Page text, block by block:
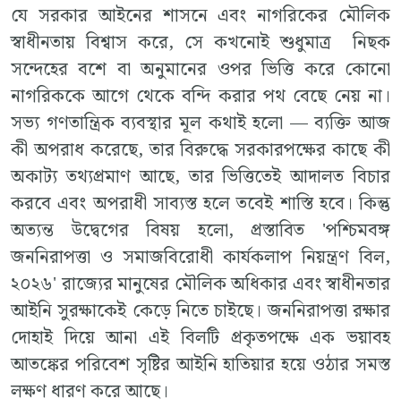
যে সরকার আইনের শাসনে এবং নাগরিকের মৌলিক
স্বাধীনতায় বিশ্বাস করে, সে কখনোই শুধুমাত্র নিছক
সন্দেহের বশে বা অনুমানের ওপর ভিত্তি করে কোনো
নাগরিককে আগে থেকে বন্দি করার পথ বেছে নেয় না।
সভ্য গণতান্ত্রিক ব্যবস্থার মূল কথাই হলো — ব্যক্তি আজ
কী অপরাধ করেছে, তার বিরুদ্ধে সরকারপক্ষের কাছে কী
অকাট্য তথ্যপ্রমাণ আছে, তার ভিত্তিতেই আদালত বিচার
করবে এবং অপরাধী সাব্যস্ত হলে তবেই শাস্তি হবে। কিন্তু
অত্যন্ত উদ্বেগের বিষয় হলো, প্রস্তাবিত 'পশ্চিমবঙ্গ
জননিরাপত্তা ও সমাজবিরোধী কার্যকলাপ নিয়ন্ত্রণ বিল,
২০২৬' রাজ্যের মানুষের মৌলিক অধিকার এবং স্বাধীনতার
আইনি সুরক্ষাকেই কেড়ে নিতে চাইছে। জননিরাপত্তা রক্ষার
দোহাই দিয়ে আনা এই বিলটি প্রকৃতপক্ষে এক ভয়াবহ
আতঙ্কের পরিবেশ সৃষ্টির আইনি হাতিয়ার হয়ে ওঠার সমস্ত
লক্ষণ ধারণ করে আছে।